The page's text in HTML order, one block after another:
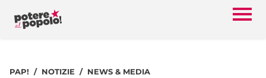
PAP! NOTIZIE NEWS & MEDIA